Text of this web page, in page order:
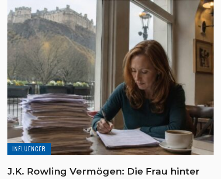
INFLUENCER
J.K. Rowling Vermögen: Die Frau hinter